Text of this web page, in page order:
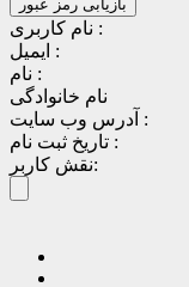
نام کاربری :
ایمیل :
نام :
نام خانوادگی
آدرس وب سایت :
تاریخ ثبت نام :
نقش کاربر: